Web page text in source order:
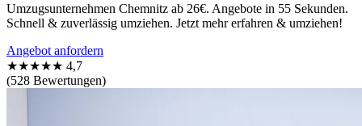
Umzugsunternehmen Chemnitz ab 26€. Angebote in 55 Sekunden.
Schnell & zuverlässig umziehen. Jetzt mehr erfahren & umziehen!
Angebot anfordern
★★★★★ 4,7
(528 Bewertungen)